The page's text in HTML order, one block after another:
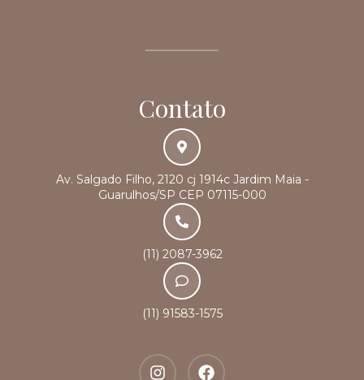
Contato
Av. Salgado Filho, 2120 cj 1914c Jardim Maia -
Guarulhos/SP CEP 07115-000
(11) 2087-3962
(11) 91583-1575